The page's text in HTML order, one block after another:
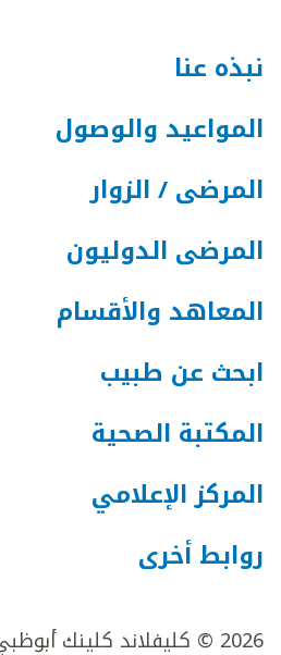
نبذه عنا
المواعيد والوصول
المرضى / الزوار
المرضى الدوليون
المعاهد والأقسام
ابحث عن طبيب
المكتبة الصحية
المركز الإعلامي
روابط أخرى
2026 © كليفلاند كلينك